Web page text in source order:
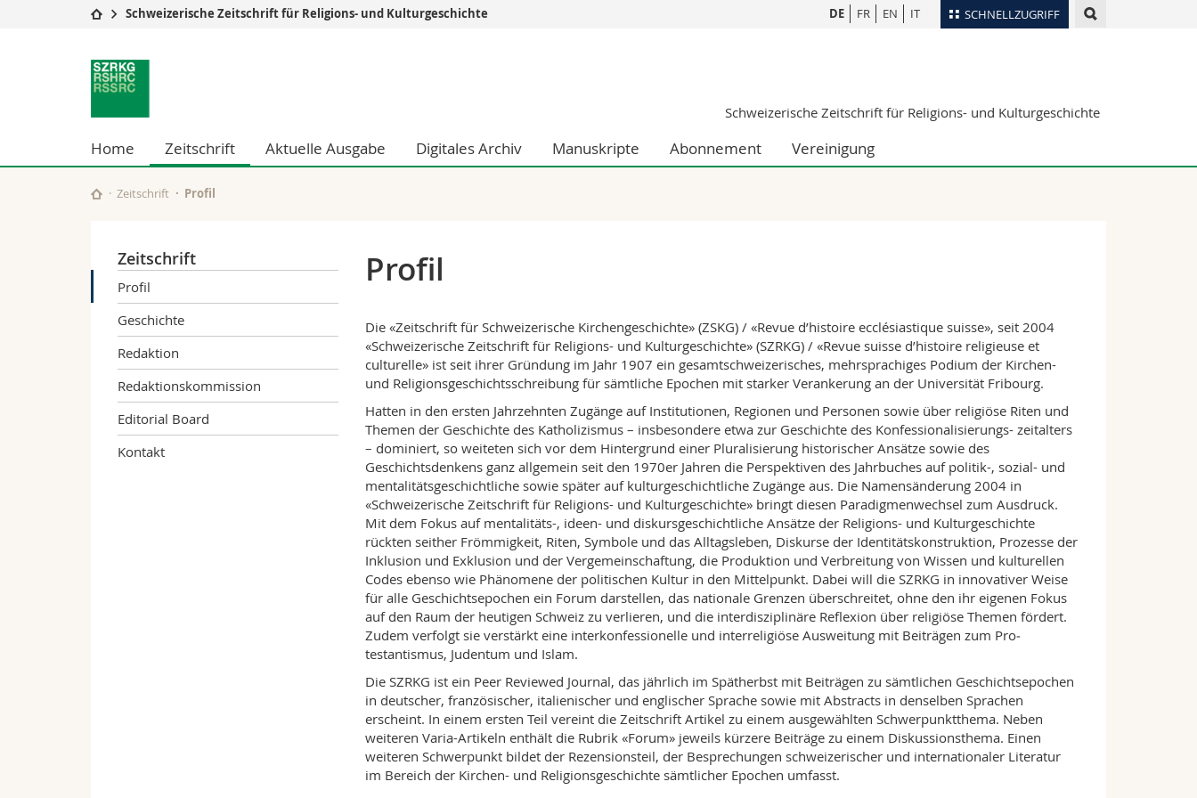
SCHNELLZUGRIFF
Universität
Studium
Universität
Weiterbildung
Philosophische Fak.
Fak. für Erziehungs- und Bildungswissenschaften
Studierende
Forschende
Mitarbeitende
Bibliotheken
Vorlesungsverzeichnis
DE FR EN IT
Schweizerische Zeitschrift für Religions- und Kulturgeschichte
Schweizerische
Zeitschrift
für
Religions-
Kulturgeschichte
Schweizerische Zeitschrift für Religions- und Kulturgeschichte
Home Zeitschrift Aktuelle Ausgabe Digitales Archiv Manuskripte Abonnement Vereinigung
Zeitschrift Profil
Zeitschrift
Profil
Geschichte
Redaktion
Redaktionskommission
Editorial Board
Kontakt
Profil
Die «Zeitschrift für Schweizerische Kirchengeschichte» (ZSKG) / «Revue d’histoire ecclésiastique suisse», seit 2004
«Schweizerische Zeitschrift für Religions- und Kulturgeschichte» (SZRKG) / «Revue suisse d’histoire religieuse et
culturelle» ist seit ihrer Gründung im Jahr 1907 ein gesamtschweizerisches, mehrsprachiges Podium der Kirchen-
und Religionsgeschichtsschreibung für sämtliche Epochen mit starker Verankerung an der Universität Fribourg.
Hatten in den ersten Jahrzehnten Zugänge auf Institutionen, Regionen und Personen sowie über religiöse Riten und
Themen der Geschichte des Katholizismus – insbesondere etwa zur Geschichte des Konfessionalisierungs- zeitalters
– dominiert, so weiteten sich vor dem Hintergrund einer Pluralisierung historischer Ansätze sowie des
Geschichtsdenkens ganz allgemein seit den 1970er Jahren die Perspektiven des Jahrbuches auf politik-, sozial- und
mentalitätsgeschichtliche sowie später auf kulturgeschichtliche Zugänge aus. Die Namensänderung 2004 in
«Schweizerische Zeitschrift für Religions- und Kulturgeschichte» bringt diesen Paradigmenwechsel zum Ausdruck.
Mit dem Fokus auf mentalitäts-, ideen- und diskursgeschichtliche Ansätze der Religions- und Kulturgeschichte
rückten seither Frömmigkeit, Riten, Symbole und das Alltagsleben, Diskurse der Identitätskonstruktion, Prozesse der
Inklusion und Exklusion und der Vergemeinschaftung, die Produktion und Verbreitung von Wissen und kulturellen
Codes ebenso wie Phänomene der politischen Kultur in den Mittelpunkt. Dabei will die SZRKG in innovativer Weise
für alle Geschichtsepochen ein Forum darstellen, das nationale Grenzen überschreitet, ohne den ihr eigenen Fokus
auf den Raum der heutigen Schweiz zu verlieren, und die interdisziplinäre Reflexion über religiöse Themen fördert.
Zudem verfolgt sie verstärkt eine interkonfessionelle und interreligiöse Ausweitung mit Beiträgen zum Pro­
testantismus, Judentum und Islam.
Die SZRKG ist ein Peer Reviewed Journal, das jährlich im Spätherbst mit Beiträgen zu sämtlichen Geschichtsepochen
in deutscher, französischer, italienischer und englischer Sprache sowie mit Abstracts in denselben Sprachen
erscheint. In einem ersten Teil vereint die Zeitschrift Artikel zu einem ausgewählten Schwerpunktthema. Neben
weiteren Varia-Artikeln enthält die Rubrik «Forum» jeweils kürzere Beiträge zu einem Diskussionsthema. Einen
weiteren Schwerpunkt bildet der Rezensionsteil, der Besprechungen schweizerischer und inter­nationaler Literatur
im Bereich der Kirchen- und Religionsgeschichte sämtlicher Epochen umfasst.